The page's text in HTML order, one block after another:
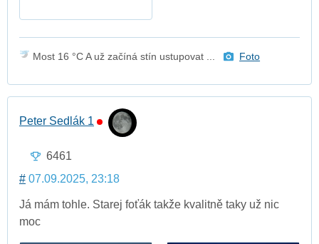
Most 16 °C A už začíná stín ustupovat ... Foto
Peter Sedlák 1
6461
# 07.09.2025, 23:18
Já mám tohle. Starej foťák takže kvalitně taky už nic
moc